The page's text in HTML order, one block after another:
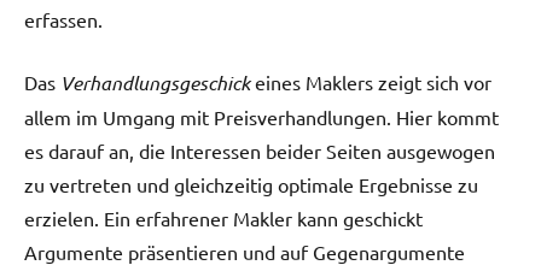
erfassen.
Das Verhandlungsgeschickeines Maklers zeigt sich vor
allem im Umgang mit Preisverhandlungen. Hier kommt
es darauf an, die Interessen beider Seiten ausgewogen
zu vertreten und gleichzeitig optimale Ergebnisse zu
erzielen. Ein erfahrener Makler kann geschickt
Argumente präsentieren und auf Gegenargumente